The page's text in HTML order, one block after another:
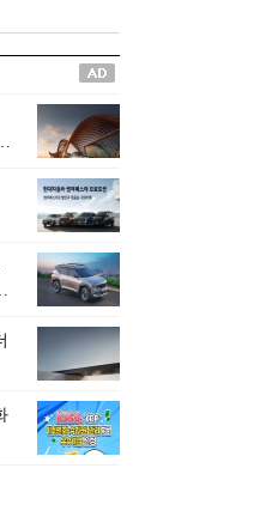
운 시각을 제시
지옥이 아니라
공간인 ‘은퇴연
이라는 것이다.
럽지만 끝이 있
해 천국으로 나
희망의 장소라고
로 한국 금융의
다 중요한 역할
경영인으로서 큰
전 회장이 후배
는 삶의 조언을
다.『물처럼 흐
서다』는 단순
어, 실패를 두려
기와 자신에 대
게 삶을 풍요롭
보여주는 지혜
된다.김용환 전
목표가 크더라
말고 작은 것부
성취해 나가
. 뼈아픈 실패
대가 된다는 긍